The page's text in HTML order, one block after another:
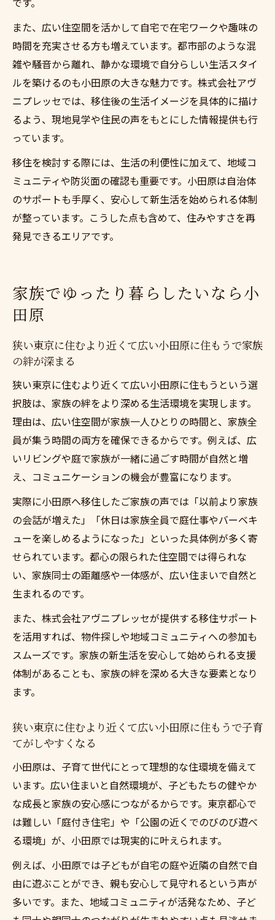
また、広い住空間を活かして自宅で在宅ワークや趣味の
時間を充実させる方も増えています。都市部のような混
雑や騒音から離れ、静かな環境で自分らしい生活スタイ
ルを築けるのも小田原の大きな魅力です。株式会社アヴ
ニプレッセでは、移住後の生活イメージを具体的に描け
るよう、現地見学や住民の声をもとにした情報提供も行
っています。
移住を検討する際には、生活の利便性に加えて、地域コ
ミュニティや防災面の確認も重要です。小田原は自治体
のサポートも手厚く、安心して新生活を始められる体制
が整っています。こうした点も含めて、住みやすさを再
発見できるエリアです。
家族でゆったり暮らしたいなら小
田原
狭い東京に住むより近くて広い小田原に住もうで家族
の絆が深まる
狭い東京に住むより近くて広い小田原に住もうという選
択肢は、家族の絆をより深める生活環境を実現します。
理由は、広い住空間が家族一人ひとりの時間と、家族全
員が集う時間の両方を確保できるからです。例えば、広
いリビングや庭で家族が一緒に過ごす時間が自然と増
え、コミュニケーションの機会が豊富になります。
実際に小田原へ移住したご家族の声では「以前より家族
の会話が増えた」「休日は家族全員で庭仕事やバーベキ
ューを楽しめるようになった」といった具体例が多く寄
せられています。都心の限られた住空間では得られな
い、家族同士の距離感や一体感が、広い住まいで自然と
生まれるのです。
また、株式会社アヴニプレッセが提供する移住サポート
を活用すれば、物件探しや地域コミュニティへの参加も
スムーズです。家族の新生活を安心して始められる支援
体制があることも、家族の絆を深める大きな要素となり
ます。
狭い東京に住むより近くて広い小田原に住もうで子育
てがしやすくなる
小田原は、子育て世代にとって理想的な住環境を備えて
います。広い住まいと自然環境が、子どもたちの健やか
な成長と家族の安心感につながるからです。東京都心で
は難しい「庭付き住宅」や「公園の近くでのびのび遊べ
る環境」が、小田原では現実的に叶えられます。
例えば、小田原では子どもが自宅の庭や近隣の自然で自
由に遊ぶことができ、親も安心して見守れるという声が
多いです。また、地域コミュニティが活発なため、子ど